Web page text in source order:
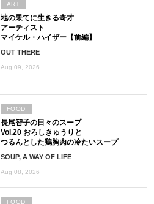
地の果てに生きる奇才
アーティスト
マイケル・ハイザー【前編】
OUT THERE
Aug 09, 2026
ART
長尾智子の日々のスープ
Vol.20 おろしきゅうりと
つるんとした鶏胸肉の冷たいスープ
SOUP, A WAY OF LIFE
Aug 08, 2026
FOOD
FOOD